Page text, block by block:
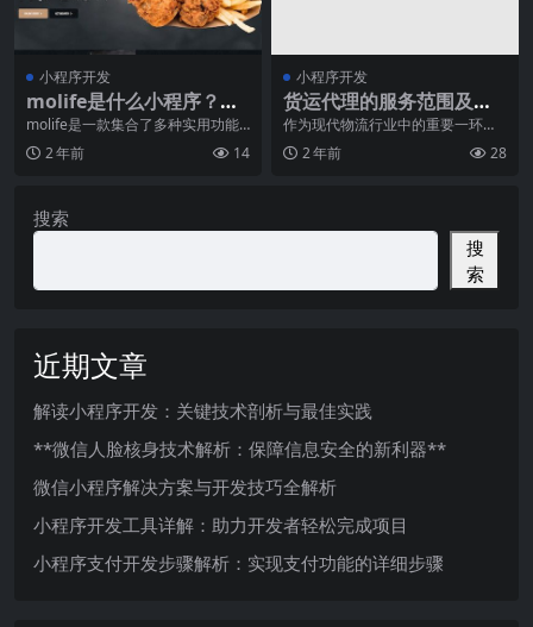
小程序开发
molife是什么小程序？有
哪些功能？
molife是一款集合了多种实用功能
的小程序。作为一款集成性应用，
molife在
2 年前 14
小程序开发
货运代理的服务范围及流
程解析
作为现代物流行业中的重要一环，
货运代理在全球贸易中扮演着至关
重要的角色。货运代理
2 年前 28
搜索
搜
索
近期文章
解读小程序开发：关键技术剖析与最佳实践
**微信人脸核身技术解析：保障信息安全的新利器**
微信小程序解决方案与开发技巧全解析
小程序开发工具详解：助力开发者轻松完成项目
小程序支付开发步骤解析：实现支付功能的详细步骤